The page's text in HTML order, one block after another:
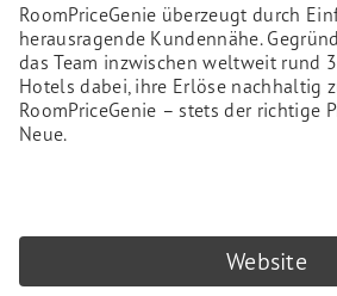
RoomPriceGenie überzeugt durch
herausragende Kundennähe.
das Team inzwischen weltweit rund
Hotels dabei, ihre Erlöse nachhaltig
RoomPriceGenie – stets der richtige
Neue.
Website